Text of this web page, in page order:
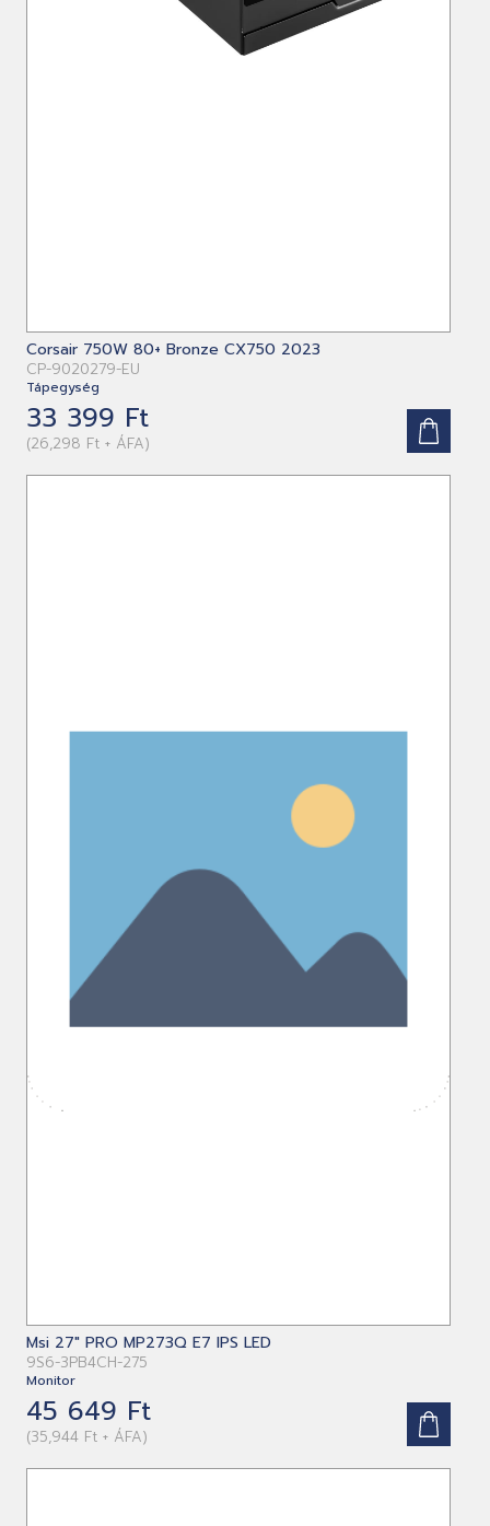
Corsair 750W 80+ Bronze CX750 2023
CP-9020279-EU
Tápegység
33 399 Ft
(26,298 Ft + ÁFA)
Msi 27" PRO MP273Q E7 IPS LED
9S6-3PB4CH-275
Monitor
45 649 Ft
(35,944 Ft + ÁFA)